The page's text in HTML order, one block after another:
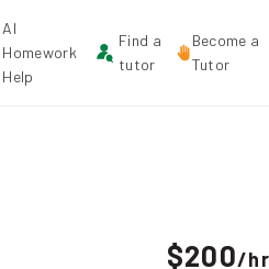
AI
Homework
Help
Find a
tutor
Become a
Tutor
$200/hr